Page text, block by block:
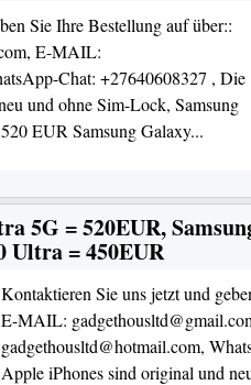
Sie Ihre Bestellung auf über::
E-MAIL:
Chat: +27640608327 , Die
und ohne Sim-Lock, Samsung
EUR Samsung Galaxy...
5G = 520EUR,
Ultra = 450EUR
Kontaktieren Sie uns jetzt und
E-MAIL:
gadgethousltd@hotmail.com,
Apple iPhones sind original und